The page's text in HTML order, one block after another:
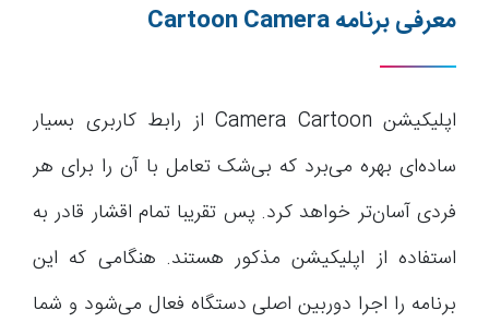
معرفی برنامهCartoon Camera
اپلیکیشن Camera Cartoon از رابط کاربری بسیار
ساده‌ای بهره می‌برد که بی‌شک تعامل با آن را برای هر
فردی آسان‌تر خواهد کرد. پس تقریبا تمام اقشار قادر به
استفاده از اپلیکیشن مذکور هستند. هنگامی که این
برنامه را اجرا دوربین اصلی دستگاه فعال می‌شود و شما